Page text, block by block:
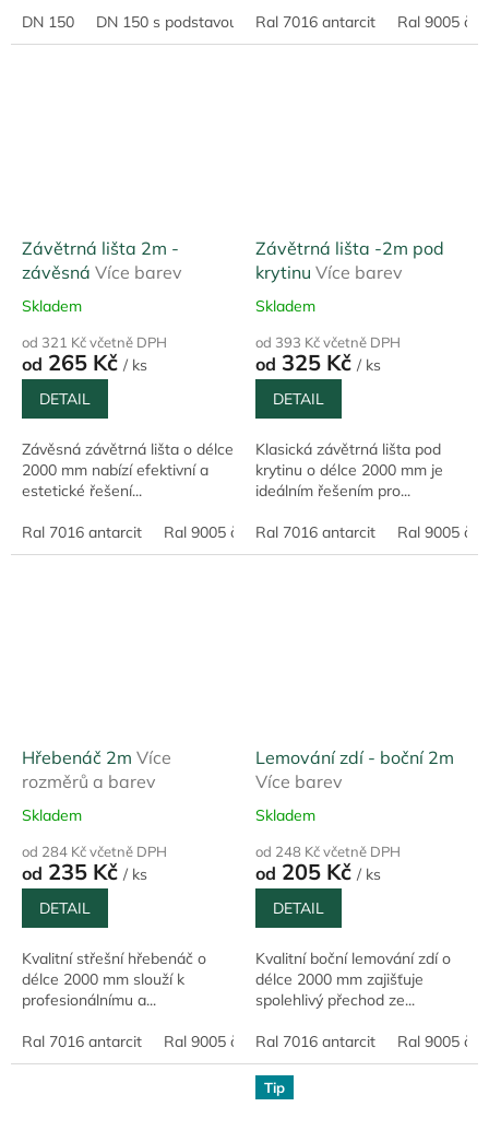
DN 150 DN 150 s podstavou nerezRal 7016 antarcit Ral 9005
Závětrná lišta 2m -
závěsná Více barev
Skladem
od 321 Kč včetně DPH
od 265 Kč / ks
DETAIL
Závěsná závětrná lišta o délce
2000 mm nabízí efektivní a
estetické řešení...
Ral 7016 antarcit Ral 9005 černá Ral 9010 bílá Pozink
Závětrná lišta -2m pod
krytinu Více barev
Skladem
od 393 Kč včetně DPH
od 325 Kč / ks
DETAIL
Klasická závětrná lišta pod
krytinu o délce 2000 mm je
ideálním řešením pro...
Ral 7016 antarcit Ral 9005
Hřebenáč 2m Více
rozměrů a barev
Skladem
od 284 Kč včetně DPH
od 235 Kč / ks
DETAIL
Kvalitní střešní hřebenáč o
délce 2000 mm slouží k
profesionálnímu a...
Ral 7016 antarcit Ral 9005 černá Ral 9010 bílá Pozink
Lemování zdí - boční 2m
Více barev
Skladem
od 248 Kč včetně DPH
od 205 Kč / ks
DETAIL
Kvalitní boční lemování zdí o
délce 2000 mm zajišťuje
spolehlivý přechod ze...
Ral 7016 antarcit Ral 9005
Tip